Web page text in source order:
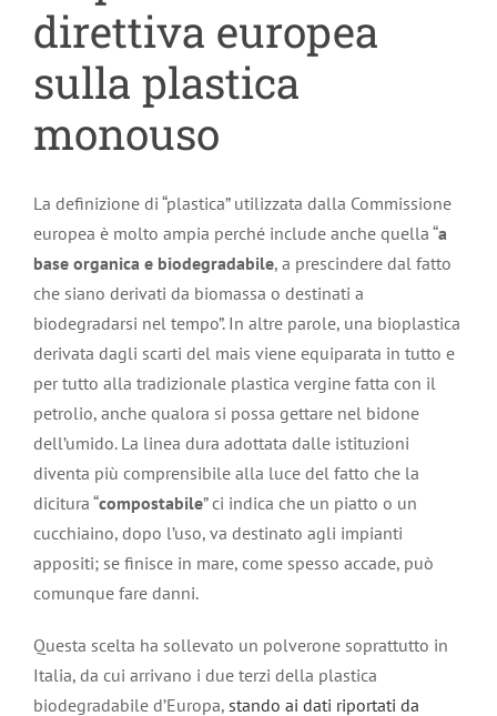
direttiva europea
sulla plastica
monouso
La definizione di “plastica” utilizzata dalla Commissione
europea è molto ampia perché include anche quella “a
base organica e biodegradabile, a prescindere dal fatto
che siano derivati da biomassa o destinati a
biodegradarsi nel tempo”. In altre parole, una bioplastica
derivata dagli scarti del mais viene equiparata in tutto e
per tutto alla tradizionale plastica vergine fatta con il
petrolio, anche qualora si possa gettare nel bidone
dell’umido. La linea dura adottata dalle istituzioni
diventa più comprensibile alla luce del fatto che la
dicitura “compostabile” ci indica che un piatto o un
cucchiaino, dopo l’uso, va destinato agli impianti
appositi; se finisce in mare, come spesso accade, può
comunque fare danni.
Questa scelta ha sollevato un polverone soprattutto in
Italia, da cui arrivano i due terzi della plastica
biodegradabile d’Europa, stando ai dati riportati da